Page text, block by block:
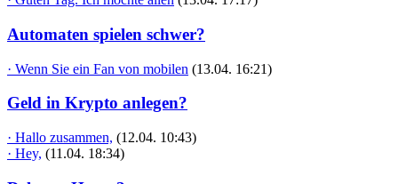
Automaten spielen schwer?
· Wenn Sie ein Fan von mobilen (13.04. 16:21)
Geld in Krypto anlegen?
· Hallo zusammen, (12.04. 10:43)
· Hey, (11.04. 18:34)